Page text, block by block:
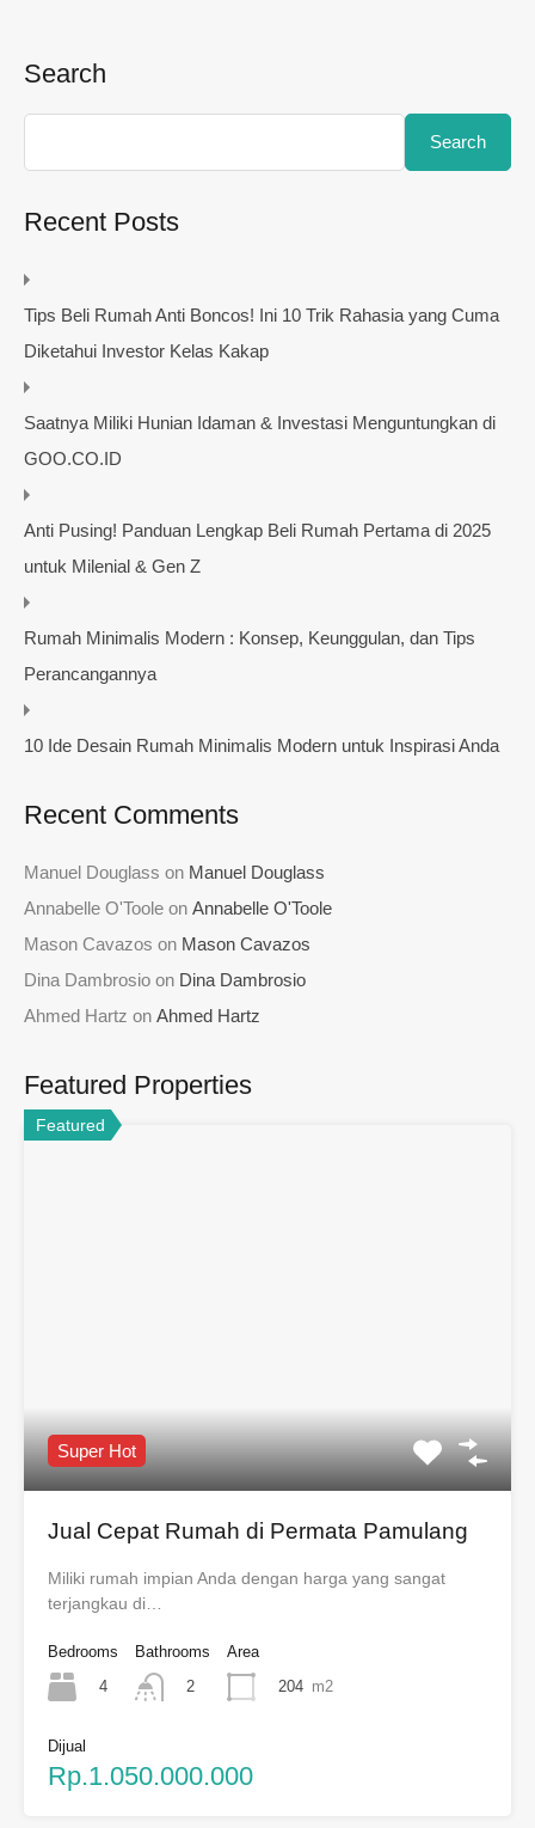
Search
Search
Recent Posts
Tips Beli Rumah Anti Boncos! Ini 10 Trik Rahasia yang Cuma
Diketahui Investor Kelas Kakap
Saatnya Miliki Hunian Idaman & Investasi Menguntungkan di
GOO.CO.ID
Anti Pusing! Panduan Lengkap Beli Rumah Pertama di 2025
untuk Milenial & Gen Z
Rumah Minimalis Modern : Konsep, Keunggulan, dan Tips
Perancangannya
10 Ide Desain Rumah Minimalis Modern untuk Inspirasi Anda
Recent Comments
Manuel Douglass on Manuel Douglass
Annabelle O'Toole on Annabelle O'Toole
Mason Cavazos on Mason Cavazos
Dina Dambrosio on Dina Dambrosio
Ahmed Hartz on Ahmed Hartz
Featured Properties
Featured
Super Hot
Jual Cepat Rumah di Permata Pamulang
Miliki rumah impian Anda dengan harga yang sangat
terjangkau di…
Bedrooms
4
Bathrooms
2
Area
204 m2
Dijual
Rp.1.050.000.000